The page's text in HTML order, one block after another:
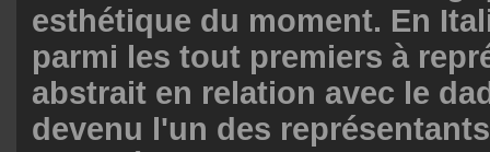
esthétique du moment. En
parmi les tout premiers à
abstrait en relation avec le
devenu l'un des